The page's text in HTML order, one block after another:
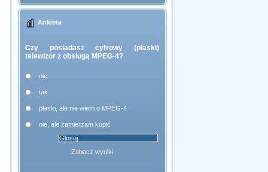
Ankieta
Czy posiadasz cyfrowy (płaski)
telewizor z obsługą MPEG-4?
nie
tak
płaski, ale nie wiem o MPEG-4
nie, ale zamierzam kupić
Zobacz wyniki